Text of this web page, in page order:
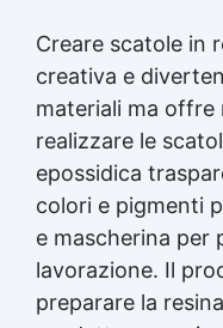
Creare scatole in
creativa e
materiali ma offre
realizzare le
epossidica
colori e pigmenti
e mascherina per
lavorazione. Il
preparare la